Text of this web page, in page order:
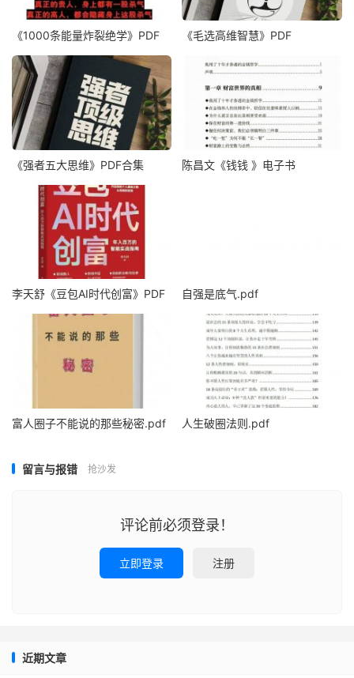
《1000‮能条‬‎量‮裂炸‬‎绝学》PDF 《毛‮高选‬维智慧》PDF
《强者五大思维》PDF合集 陈昌文《钱钱 》电子书
李天舒《豆包AI时代创富》PDF 自强是底气.pdf
富人圈子不能说的那些秘密.pdf 人生破圈法则.pdf
留言与报错 抢沙发
评论前必须登录！
立即登录 注册
近期文章